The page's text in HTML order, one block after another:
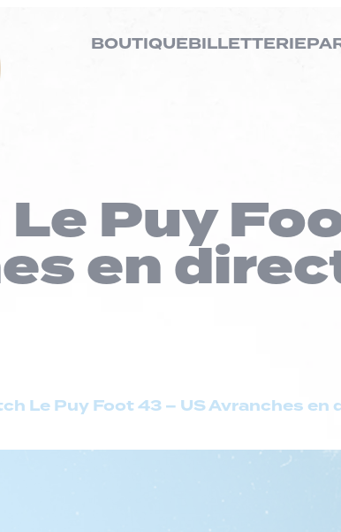
BOUTIQUEBILLETTERIE
Puy
en
Le Puy Foot 43 – US Avranches en